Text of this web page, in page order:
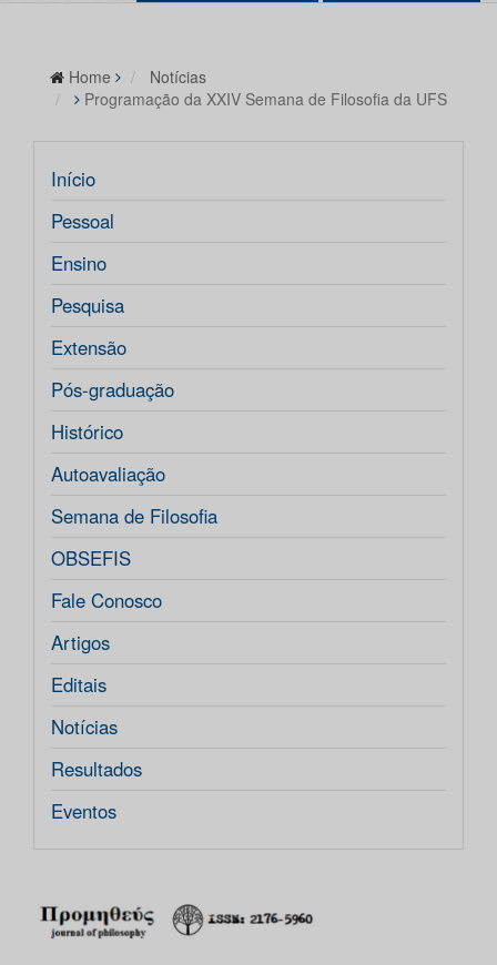
Home
Notícias
Programação da XXIV Semana de Filosofia da UFS
Início
Pessoal
Ensino
Pesquisa
Extensão
Pós-graduação
Histórico
Autoavaliação
Semana de Filosofia
OBSEFIS
Fale Conosco
Artigos
Editais
Notícias
Resultados
Eventos